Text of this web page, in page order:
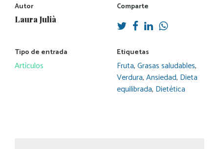
Autor
Laura Julià
Comparte
Tipo de entrada
Artículos
Etiquetas
Fruta,Grasas saludables,
Verdura,Ansiedad, Dieta
equilibrada, Dietética